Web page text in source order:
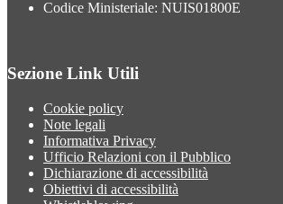
Codice Ministeriale: NUIS01800E
Sezione Link Utili
Cookie policy
Note legali
Informativa Privacy
Ufficio Relazioni con il Pubblico
Dichiarazione di accessibilità
Obiettivi di accessibilità